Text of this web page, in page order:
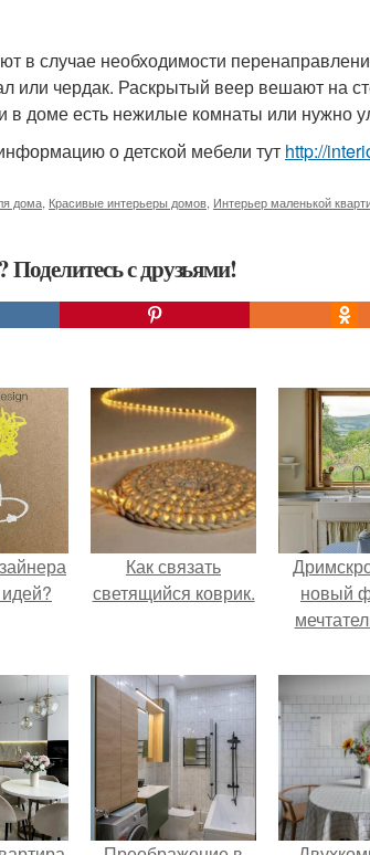
в случае необходимости
или чердак. Раскрытый веер вешают на
в доме есть нежилые комнаты или нужно
о детской мебели тут http://
дома Красивые интерьеры домов Интерьер маленькой
с друзьями!
Как связать
светящийся коврик.
новый